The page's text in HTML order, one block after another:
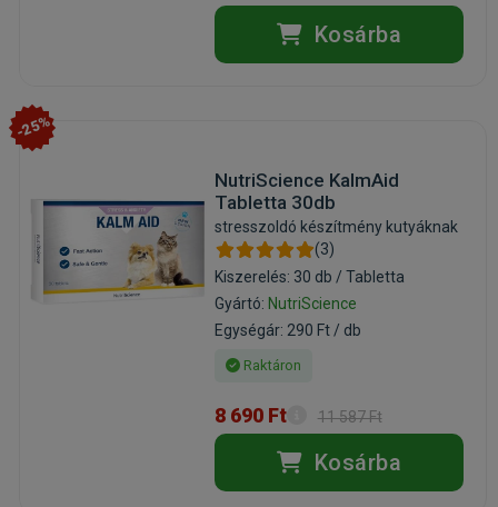
Kosárba
-25%
NutriScience KalmAid
Tabletta 30db
stresszoldó készítmény kutyáknak
(3)
Kiszerelés: 30 db / Tabletta
Gyártó: NutriScience
Egységár: 290 Ft / db
Raktáron
8 690 Ft 11 587 Ft
Kosárba